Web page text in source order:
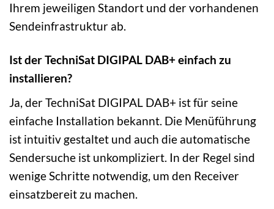
Ihrem jeweiligen Standort und der vorhandenen
Sendeinfrastruktur ab.
Ist der TechniSat DIGIPAL DAB+ einfach zu
installieren?
Ja, der TechniSat DIGIPAL DAB+ ist für seine
einfache Installation bekannt. Die Menüführung
ist intuitiv gestaltet und auch die automatische
Sendersuche ist unkompliziert. In der Regel sind
wenige Schritte notwendig, um den Receiver
einsatzbereit zu machen.